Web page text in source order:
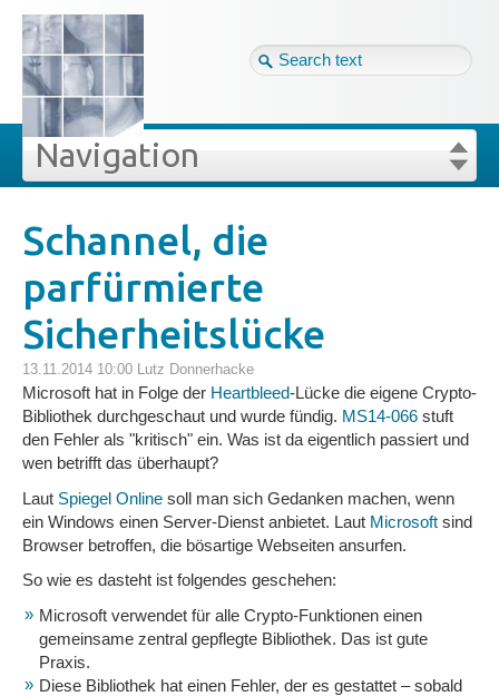
Tag cloud
Site map
Login
Forgot your password?
Navigation
Projekte
Veröffentlichungen
Blog
Impressum
Datenschutz
Schannel, die parfürmierte Sicherheitslücke
Schannel, die
parfürmierte
Sicherheitslücke
13.11.2014 10:00 Lutz Donnerhacke
Microsoft hat in Folge der Heartbleed-Lücke die eigene Crypto-
Bibliothek durchgeschaut und wurde fündig. MS14-066 stuft
den Fehler als "kritisch" ein. Was ist da eigentlich passiert und
wen betrifft das überhaupt?
Laut Spiegel Online soll man sich Gedanken machen, wenn
ein Windows einen Server-Dienst anbietet. Laut Microsoft sind
Browser betroffen, die bösartige Webseiten ansurfen.
So wie es dasteht ist folgendes geschehen:
Microsoft verwendet für alle Crypto-Funktionen einen
gemeinsame zentral gepflegte Bibliothek. Das ist gute
Praxis.
Diese Bibliothek hat einen Fehler, der es gestattet – sobald